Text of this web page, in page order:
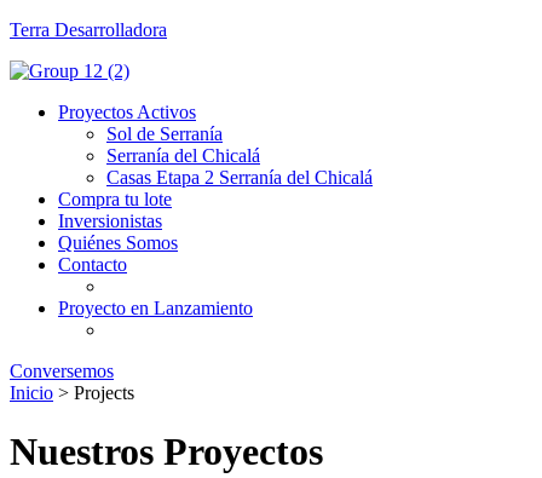
Terra Desarrolladora
Proyectos Activos
Sol de Serranía
Serranía del Chicalá
Casas Etapa 2 Serranía del Chicalá
Compra tu lote
Inversionistas
Quiénes Somos
Contacto
Proyecto en Lanzamiento
Conversemos
Inicio > Projects
Nuestros Proyectos